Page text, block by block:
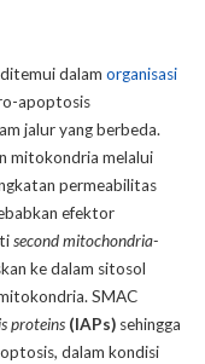
dalam organisasi
apoptosis
jalur yang berbeda.
mitokondria melalui
permeabilitas
efektor
second mitochondria-
ke dalam sitosol
SMAC
proteins (IAPs) sehingga
dalam kondisi